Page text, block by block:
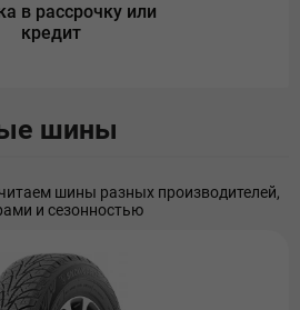
в рассрочку или
кредит
шины
шины разных производителей,
и сезонностью